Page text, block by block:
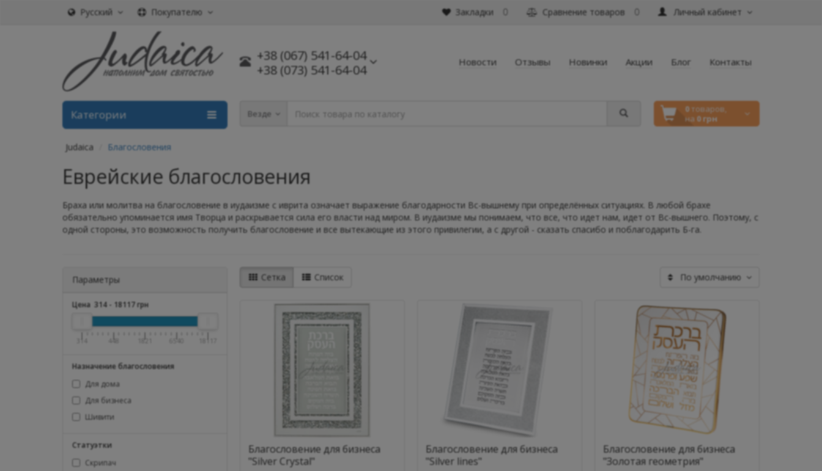
Русский Личный кабинет
Покупателю Закладки 0 Сравнение товаров 0
+38 (067) 541-64-04
+38 (073) 541-64-04
Новости Отзывы Новинки Акции Блог Контакты
Везде 0товаров,
на 0 грн
Категории
Judaica Благословения
Еврейские благословения
Браха или молитва на благословение в иудаизме с иврита означает выражение благодарности Вс-вышнему при определённых ситуациях. В любой брахе
обязательно упоминается имя Творца и раскрывается сила его власти над миром. В иудаизме мы понимаем, что все, что идет нам, идет от Вс-вышнего. Поэтому, с
одной стороны, это возможность получить благословение и все вытекающие из этого привилегии, а с другой - сказать спасибо и поблагодарить Б-га.
Параметры
Цена 314 - 18117грн
1821
Назначение благословения
Для дома
Для бизнеса
Шивити
Статуэтки
Скрипач
Сетка Список По умолчанию
Благословение для бизнеса
"Silver Crystal"
Благословение для бизнеса
"Silver lines"
Благословение для бизнеса
"Золотая геометрия"